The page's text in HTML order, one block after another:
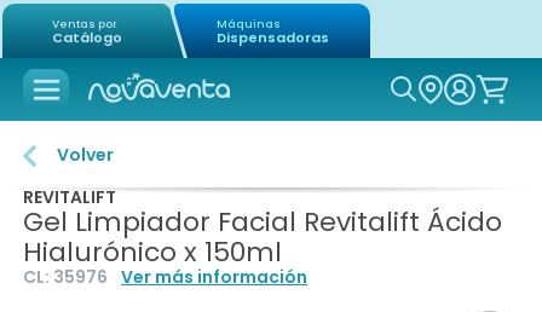
Ventas por
Catálogo
Máquinas
Dispensadoras
Icon of
Volver
REVITALIFT
Gel Limpiador Facial Revitalift Ácido
Hialurónico x 150ml
CL: 35976 Ver más información